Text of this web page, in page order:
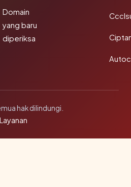
Domain
yang baru
diperiksa
hak dilindungi.